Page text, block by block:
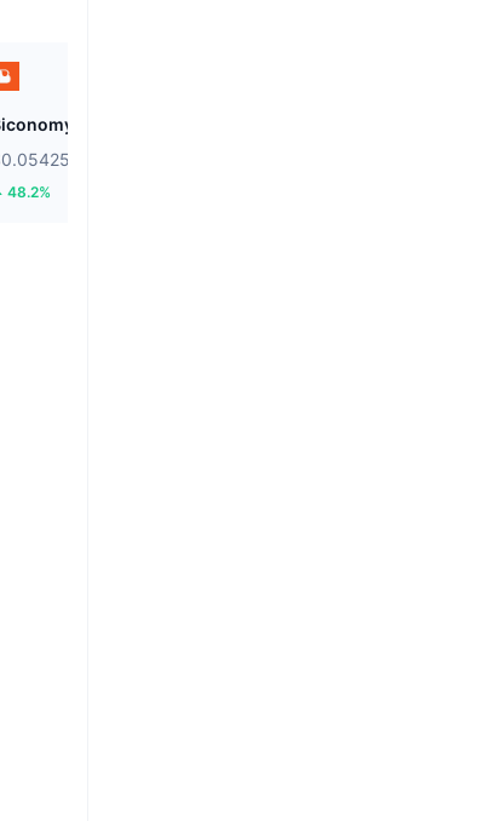
48.2%